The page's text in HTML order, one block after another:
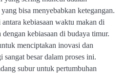
bisa menyebabkan ketegangan.
kebiasaan waktu makan di
kebiasaan di budaya timur.
menciptakan inovasi dan
besar dalam proses ini.
subur untuk pertumbuhan